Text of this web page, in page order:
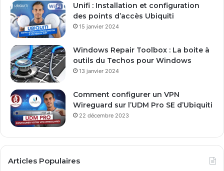
Unifi : Installation et configuration
des points d’accès Ubiquiti
15 janvier 2024
Windows Repair Toolbox : La boite à
outils du Techos pour Windows
13 janvier 2024
Comment configurer un VPN
Wireguard sur l’UDM Pro SE d’Ubiquiti
22 décembre 2023
Articles Populaires